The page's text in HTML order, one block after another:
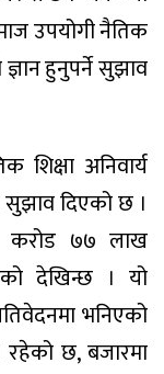
उपयोगी नैतिक
हुनुपर्ने सुझाव
शिक्षा अनिवार्य
सुझाव दिएको छ ।
करोड ७७ लाख
देखिन्छ । यो
भनिएको
रहेको छ, बजारमा